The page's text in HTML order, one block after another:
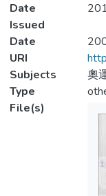
Date
Issued
Date
URI
Subjects
奧
Type
File(s)